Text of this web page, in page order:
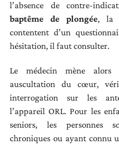
l’absence de contre-
baptême de plongée, la
contentent d’un
hésitation, il faut consulter.
Le médecin mène
auscultation du cœur,
interrogation sur les
l’appareil ORL. Pour les
seniors, les personnes
chroniques ou ayant connu